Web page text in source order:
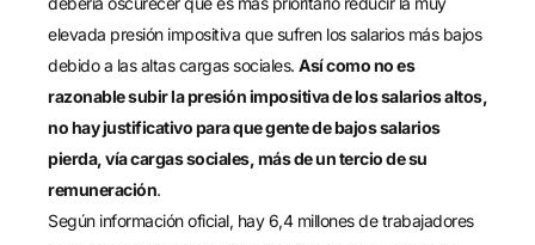
elevada presión impositiva que sufren los salarios más bajos
debido a las altas cargas sociales. Así como no es
razonable subir la presión impositiva de los salarios altos,
no hay justificativo para que gente de bajos salarios
pierda, vía cargas sociales, más de un tercio de su
remuneración.
Según información oficial, hay 6,4 millones de trabajadores